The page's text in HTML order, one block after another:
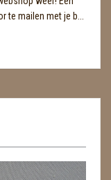
te mailen met je b...